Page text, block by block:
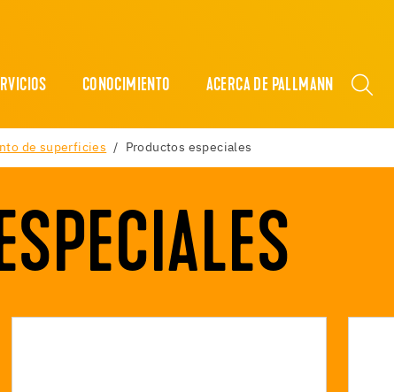
CONOCIMIENTO ACERCA DE PALLMANN
de superficies Productos especiales